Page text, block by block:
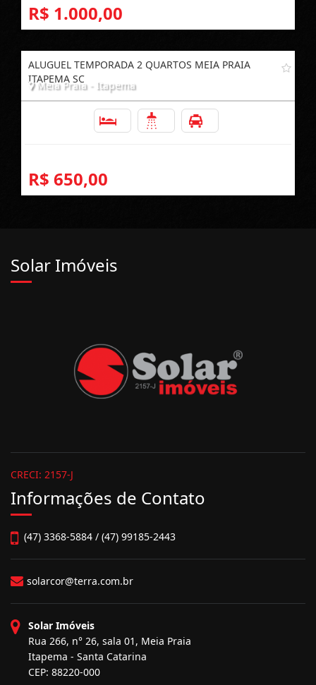
R$ 1.000,00
ALUGUEL TEMPORADA 2 QUARTOS MEIA PRAIA
ITAPEMA SC
Meia Praia - Itapema
R$ 650,00
CRECI: 2157-J
(47) 3368-5884 / (47) 99185-2443
solarcor@terra.com.br